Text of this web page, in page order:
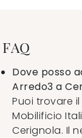
FAQ
Dove posso
Arredo3 a
Puoi trovare
Mobilificio
Cerignola. Il